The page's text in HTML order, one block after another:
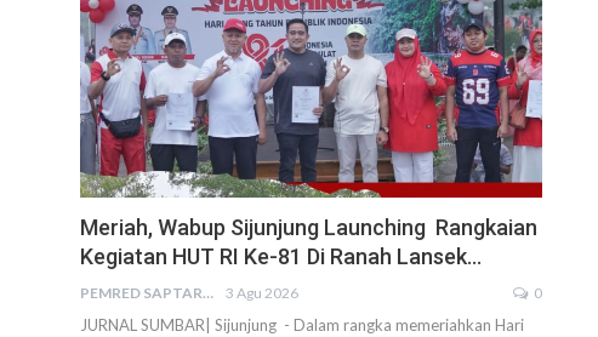
Meriah, Wabup Sijunjung Launching Rangkaian
Kegiatan HUT RI Ke-81 Di Ranah Lansek…
PEMRED SAPTARIUS 3 Agu 2026 0
JURNAL SUMBAR| Sijunjung - Dalam rangka memeriahkan Hari